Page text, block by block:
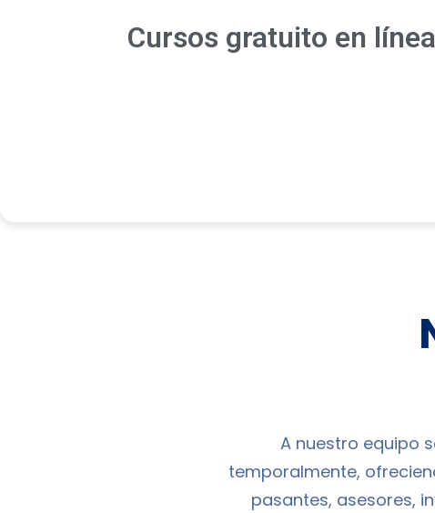
Cursos gratuito en
A nuestro equipo
temporalmente,
pasantes, asesores,